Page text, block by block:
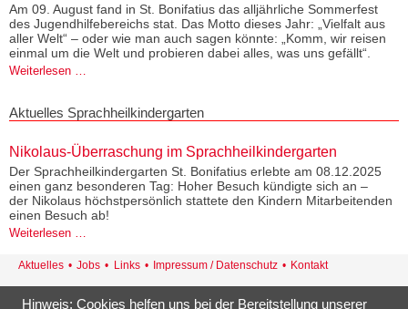
Am 09. August fand in St. Bonifatius das alljährliche Sommerfest
des Jugendhilfebereichs stat. Das Motto dieses Jahr: „Vielfalt aus
aller Welt“ – oder wie man auch sagen könnte: „Komm, wir reisen
einmal um die Welt und probieren dabei alles, was uns gefällt“.
Weiterlesen …
Aktuelles Sprachheilkindergarten
Nikolaus-Überraschung im Sprachheilkindergarten
Der Sprachheilkindergarten St. Bonifatius erlebte am 08.12.2025
einen ganz besonderen Tag: Hoher Besuch kündigte sich an –
der Nikolaus höchstpersönlich stattete den Kindern Mitarbeitenden
einen Besuch ab!
Weiterlesen …
im
Navigation
überspringen
Aktuelles Jobs Links Impressum / Datenschutz Kontakt
St. Bonifatius · Georg-Böhm-Str. 18 · 21337 Lüneburg
Hinweis: Cookies helfen uns bei der Bereitstellung unserer